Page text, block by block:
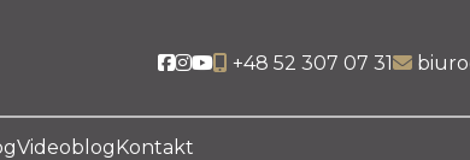
Social link
Social link
Social link
+48 52 307 07 31
VideoblogKontakt